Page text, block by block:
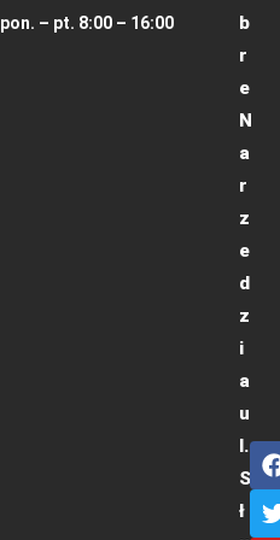
pon. – pt. 8:00 – 16:00
b
r
e
N
a
r
z
e
d
z
i
a
u
l.
S
ł